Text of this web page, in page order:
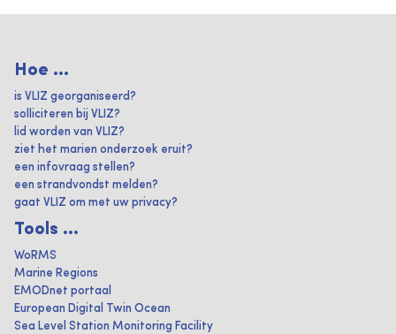
Hoe ...
is VLIZ georganiseerd?
solliciteren bij VLIZ?
lid worden van VLIZ?
ziet het marien onderzoek eruit?
een infovraag stellen?
een strandvondst melden?
gaat VLIZ om met uw privacy?
Tools ...
WoRMS
Marine Regions
EMODnet portaal
European Digital Twin Ocean
Sea Level Station Monitoring Facility